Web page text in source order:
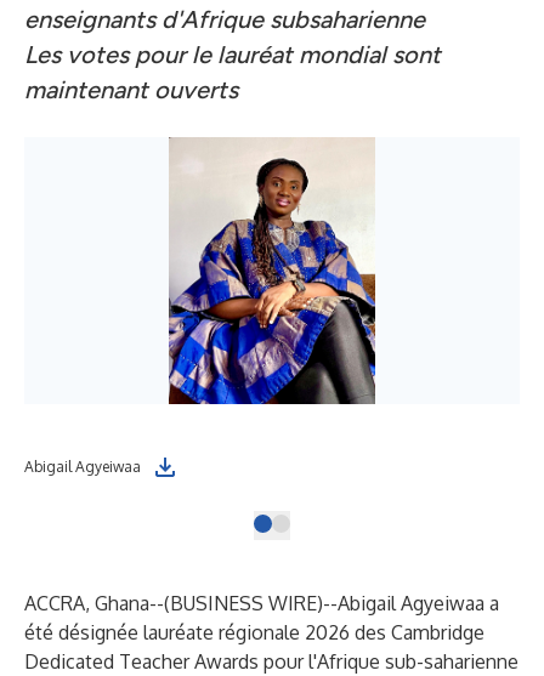
enseignants d'Afrique subsaharienne
Les votes pour le lauréat mondial sont
maintenant ouverts
Abigail Agyeiwaa
ACCRA, Ghana--(BUSINESS WIRE)--Abigail Agyeiwaa a
été désignée lauréate régionale 2026 des Cambridge
Dedicated Teacher Awards pour l'Afrique sub-saharienne